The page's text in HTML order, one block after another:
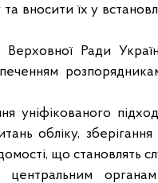
вносити їх у
Ради
уніфікованого
обліку,
що становлять
центральним